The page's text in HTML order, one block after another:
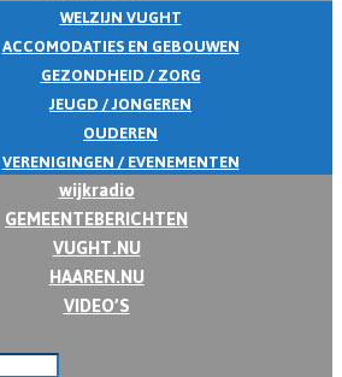
WELZIJN VUGHT
ACCOMODATIES EN GEBOUWEN
GEZONDHEID / ZORG
JEUGD / JONGEREN
OUDEREN
VERENIGINGEN / EVENEMENTEN
wijkradio
GEMEENTEBERICHTEN
VUGHT.NU
HAAREN.NU
VIDEO’S